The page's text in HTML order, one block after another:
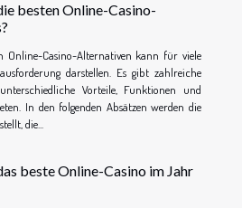
besten Online-Casino-
Online-Casino-Alternativen kann für viele
darstellen. Es gibt zahlreiche
Vorteile, Funktionen und
In den folgenden Absätzen werden die
die...
beste Online-Casino im Jahr